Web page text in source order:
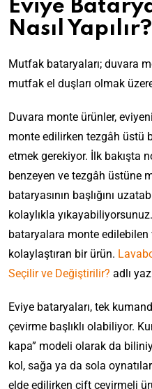
Eviye
Nasıl Yapılır?
Mutfak bataryaları; duvara
mutfak el duşları olmak
Duvara monte ürünler,
monte edilirken tezgâh üstü
etmek gerekiyor. İlk bakışta
benzeyen ve tezgâh üstüne
bataryasının başlığını
kolaylıkla
bataryalara monte edilebilen
kolaylaştıran bir ürün.
Seçilir ve Değiştirilir? adlı
Eviye bataryaları, tek
çevirme başlıklı olabiliyor.
kapa” modeli olarak da
kol, sağa ya da sola
elde edilirken çift çevirmeli